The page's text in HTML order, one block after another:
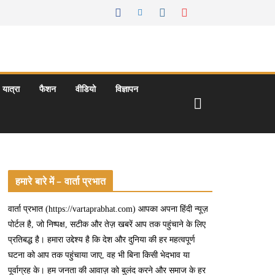
यात्रा फैशन वीडियो विज्ञापन
हमारे बारे में – वार्ता प्रभात
वार्ता प्रभात (https://vartaprabhat.com) आपका अपना हिंदी न्यूज़
पोर्टल है, जो निष्पक्ष, सटीक और तेज़ खबरें आप तक पहुंचाने के लिए
प्रतिबद्ध है। हमारा उद्देश्य है कि देश और दुनिया की हर महत्वपूर्ण
घटना को आप तक पहुंचाया जाए, वह भी बिना किसी भेदभाव या
पूर्वाग्रह के। हम जनता की आवाज़ को बुलंद करने और समाज के हर